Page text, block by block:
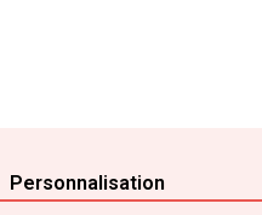
Personnalisation